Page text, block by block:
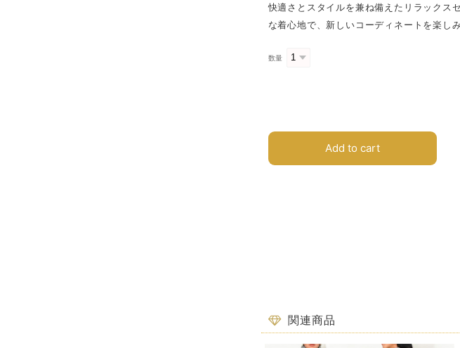
快適さとスタイルを兼ね備えたリラックス
な着心地で、新しいコーディネートを楽し
数量
Add to cart
関連商品